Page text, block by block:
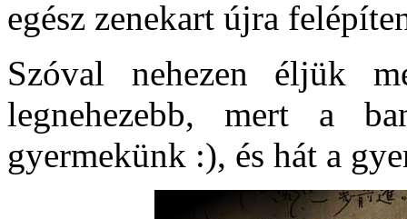
egész zenekart újra
Szóval nehezen éljük
legnehezebb, mert a
gyermekünk :), és hát a